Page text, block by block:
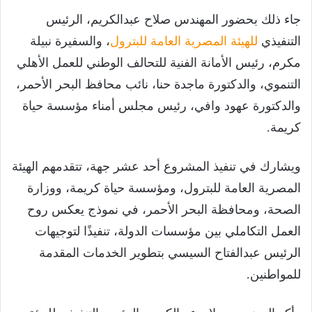
جاء ذلك بحضور المهندس صلاح عبدالكريم، الرئيس
التنفيذي للهيئة المصرية العامة للبترول، والسفيرة نبيلة
مكرم، رئيس الأمانة الفنية للتحالف الوطني للعمل الأهلي
التنموي، والدكتورة ماجدة حنا، نائب محافظ البحر الأحمر،
والدكتورة عهود وافي، رئيس مجلس أمناء مؤسسة حياة
كريمة.
ويشارك في تنفيذ المشروع أحد عشر جهة، تتقدمهم الهيئة
المصرية العامة للبترول، ومؤسسة حياة كريمة، ووزارة
الصحة، ومحافظة البحر الأحمر، في نموذج يعكس روح
العمل التكاملي بين مؤسسات الدولة، تنفيذًا لتوجيهات
الرئيس عبدالفتاح السيسي بتطوير الخدمات المقدمة
للمواطنين.